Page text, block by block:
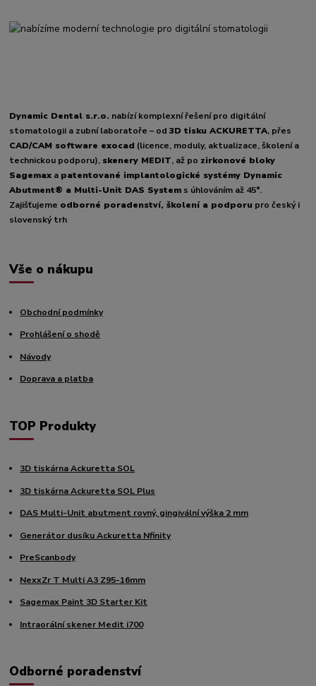
Dynamic Dental s.r.o. nabízí komplexní řešení pro digitální
stomatologii a zubní laboratoře – od3D tisku ACKURETTA, přes
CAD/CAM software exocad (licence, moduly, aktualizace, školení a
technickou podporu), skenery MEDIT, až po zirkonové bloky
Sagemax a patentované implantologické systémy Dynamic
Abutment® a Multi-Unit DAS System s úhlováním až 45°.
Zajišťujeme odborné poradenství, školení a podporu pro český i
slovenský trh
Vše o nákupu
Obchodní podmínky
Prohlášení o shodě
Návody
Doprava a platba
TOP Produkty
3D tiskárna Ackuretta SOL
3D tiskárna Ackuretta SOL Plus
DAS Multi-Unit abutment rovný, gingivální výška 2 mm
Generátor dusíku Ackuretta Nfinity
PreScanbody
NexxZr T Multi A3 Z95-16mm
Sagemax Paint 3D Starter Kit
Intraorální skener Medit i700
Odborné poradenství